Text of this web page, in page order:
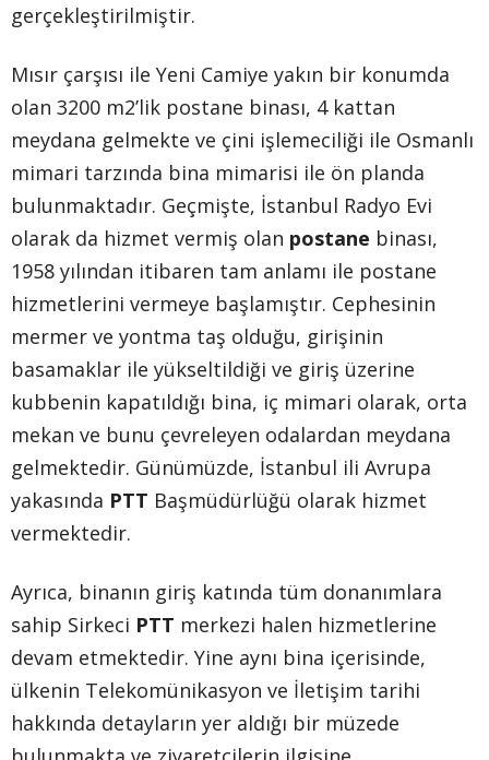
gerçekleştirilmiştir.
Mısır çarşısı ile Yeni Camiye yakın bir konumda
olan 3200 m2’lik postane binası, 4 kattan
meydana gelmekte ve çini işlemeciliği ile Osmanlı
mimari tarzında bina mimarisi ile ön planda
bulunmaktadır. Geçmişte, İstanbul Radyo Evi
olarak da hizmet vermiş olan postane binası,
1958 yılından itibaren tam anlamı ile postane
hizmetlerini vermeye başlamıştır. Cephesinin
mermer ve yontma taş olduğu, girişinin
basamaklar ile yükseltildiği ve giriş üzerine
kubbenin kapatıldığı bina, iç mimari olarak, orta
mekan ve bunu çevreleyen odalardan meydana
gelmektedir. Günümüzde, İstanbul ili Avrupa
yakasında PTT Başmüdürlüğü olarak hizmet
vermektedir.
Ayrıca, binanın giriş katında tüm donanımlara
sahip Sirkeci PTT merkezi halen hizmetlerine
devam etmektedir. Yine aynı bina içerisinde,
ülkenin Telekomünikasyon ve İletişim tarihi
hakkında detayların yer aldığı bir müzede